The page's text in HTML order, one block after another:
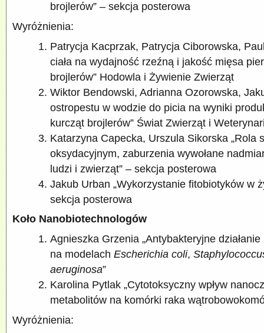
brojlerów” – sekcja posterowa
Wyróżnienia:
Patrycja Kacprzak, Patrycja Ciborowska,
ciała na wydajność rzeźną i jakość mięsa
brojlerów” Hodowla i Żywienie Zwierząt
Wiktor Bendowski, Adrianna Ozorowska,
ostropestu w wodzie do picia na wyniki
kurcząt brojlerów” Świat Zwierząt i
Katarzyna Capecka, Urszula Sikorska „Rola
oksydacyjnym, zaburzenia wywołane
ludzi i zwierząt” – sekcja posterowa
Jakub Urban „Wykorzystanie fitobiotyków w
sekcja posterowa
Koło Nanobiotechnologów
Agnieszka Grzenia „Antybakteryjne
na modelach Escherichia coli,
aeruginosa”
Karolina Pytlak „Cytotoksyczny wpływ
metabolitów na komórki raka
Wyróżnienia: